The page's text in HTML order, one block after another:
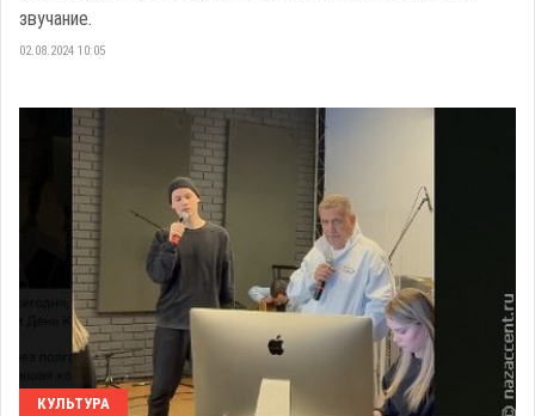
звучание.
02.08.2024 10:05
КУЛЬТУРА